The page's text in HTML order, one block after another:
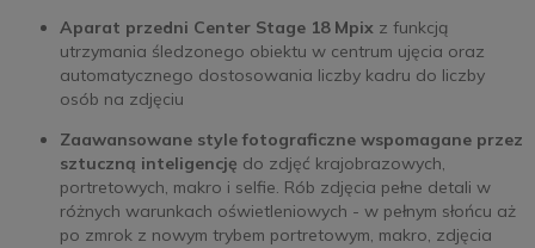
Aparat przedni Center Stage 18 Mpixz funkcją
utrzymania śledzonego obiektu w centrum ujęcia oraz
automatycznego dostosowania liczby kadru do liczby
osób na zdjęciu
Zaawansowane style fotograficzne wspomagane przez
sztuczną inteligencję do zdjęć krajobrazowych,
portretowych, makro i selfie. Rób zdjęcia pełne detali w
różnych warunkach oświetleniowych - w pełnym słońcu aż
po zmrok z nowym trybem portretowym, makro, zdjęcia